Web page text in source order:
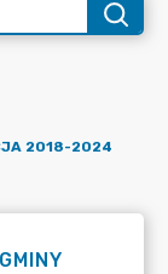
2018-2024